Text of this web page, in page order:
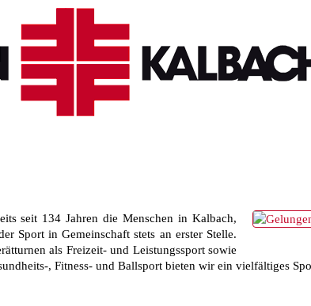
seit 134 Jahren die Menschen in Kalbach,
Sport in Gemeinschaft stets an erster Stelle.
als Freizeit- und Leistungssport sowie
, Fitness- und Ballsport bieten wir ein vielfältiges